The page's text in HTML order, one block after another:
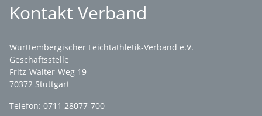
Kontakt Verband
Württembergischer Leichtathletik-Verband e.V.
Geschäftsstelle
Fritz-Walter-Weg 19
70372 Stuttgart
Telefon: 0711 28077-700